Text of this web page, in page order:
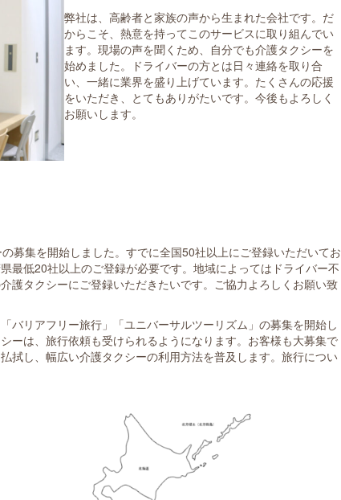
弊社は、高齢者と家族の声から生まれた会社です。だ
からこそ、熱意を持ってこのサービスに取り組んでい
ます。現場の声を聞くため、自分でも介護タクシーを
始めました。ドライバーの方とは日々連絡を取り合
い、一緒に業界を盛り上げています。たくさんの応援
をいただき、とてもありがたいです。今後もよろしく
お願いします。
募集を開始しました。すでに全国50社以上にご登録いただいてお
最低20社以上のご登録が必要です。地域によってはドライバー不
護タクシーにご登録いただきたいです。ご協力よろしくお願い致
バリアフリー旅行」「ユニバーサルツーリズム」の募集を開始し
ーは、旅行依頼も受けられるようになります。お客様も大募集で
拭し、幅広い介護タクシーの利用方法を普及します。旅行につい